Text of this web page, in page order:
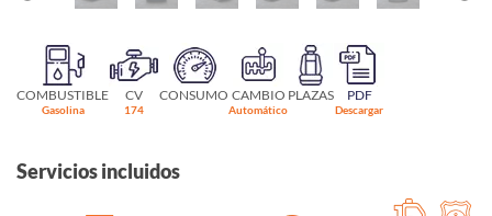
COMBUSTIBLE
Gasolina
CV
174
CONSUMO CAMBIO
Automático
PLAZAS PDF
Descargar
Servicios incluidos